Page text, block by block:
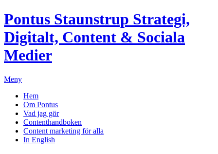
Pontus Staunstrup Strategi,
Digitalt, Content & Sociala
Medier
Meny
Hem
Om Pontus
Vad jag gör
Contenthandboken
Content marketing för alla
In English